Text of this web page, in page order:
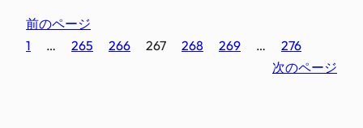
前のページ
1
… 265 266 267 268 269 …
276
次のページ